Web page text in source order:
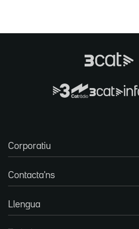
Corporatiu
Contacta'ns
Llengua